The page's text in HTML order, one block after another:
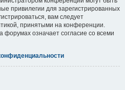
привилегии для зарегистрированных
вам следует
принятыми на конференции.
форумах означает согласие со всеми